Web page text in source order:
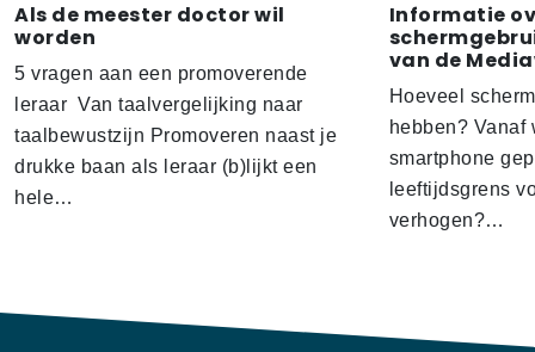
Als de meester doctor wil
worden
5 vragen aan een promoverende
leraar Van taalvergelijking naar
taalbewustzijn Promoveren naast je
drukke baan als leraar (b)lijkt een
hele…
Informatie
van de
Hoeveel
hebben?
smartphone
leeftijdsgrens
verhogen?…